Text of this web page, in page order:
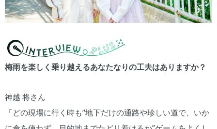
梅雨を楽しく乗り越えるあなたなりの工夫はありますか？
神越 将さん
「どの現場に行く時も“地下だけの通路や珍しい道で、いか